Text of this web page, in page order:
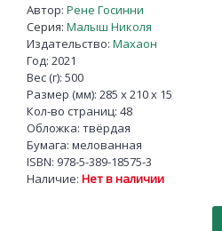
Автор: Рене Госинни
Серия: Малыш Николя
Издательство: Махаон
Год: 2021
Вес (г): 500
Размер (мм): 285 x 210 x 15
Кол-во страниц: 48
Обложка: твёрдая
Бумага: мелованная
ISBN: 978-5-389-18575-3
Наличие: Нет в наличии